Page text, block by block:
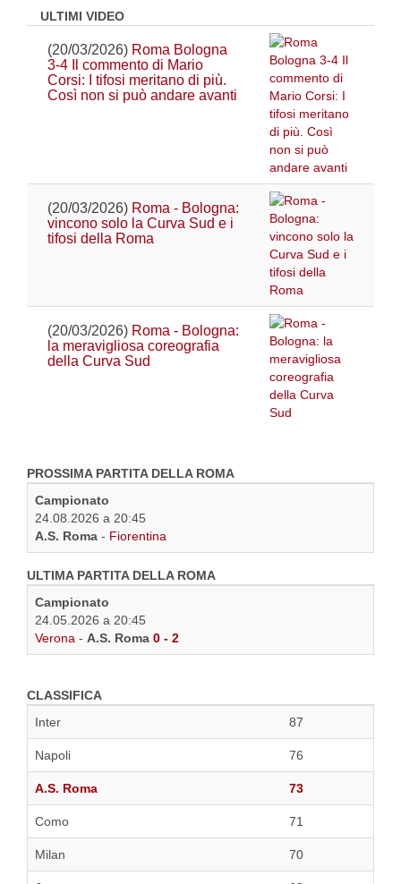
ULTIMI VIDEO
(20/03/2026) Roma Bologna
3-4 Il commento di Mario
Corsi: I tifosi meritano di più.
Così non si può andare avanti
(20/03/2026) Roma - Bologna:
vincono solo la Curva Sud e i
tifosi della Roma
(20/03/2026) Roma - Bologna:
la meravigliosa coreografia
della Curva Sud
PROSSIMA PARTITA DELLA ROMA
Campionato
24.08.2026 a 20:45
A.S. Roma - Fiorentina
ULTIMA PARTITA DELLA ROMA
Campionato
24.05.2026 a 20:45
Verona - A.S. Roma 0 - 2
CLASSIFICA
Inter
87
Napoli 76
A.S. Roma 73
Como 71
Milan 70